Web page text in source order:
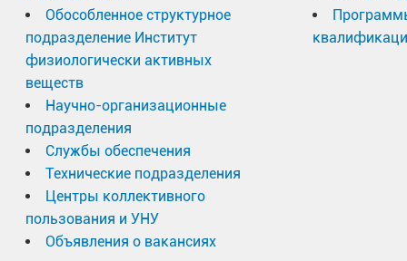
Обособленное структурное
подразделение Институт
физиологически активных
веществ
Научно-организационные
подразделения
Службы обеспечения
Технические подразделения
Центры коллективного
пользования и УНУ
Объявления о вакансиях